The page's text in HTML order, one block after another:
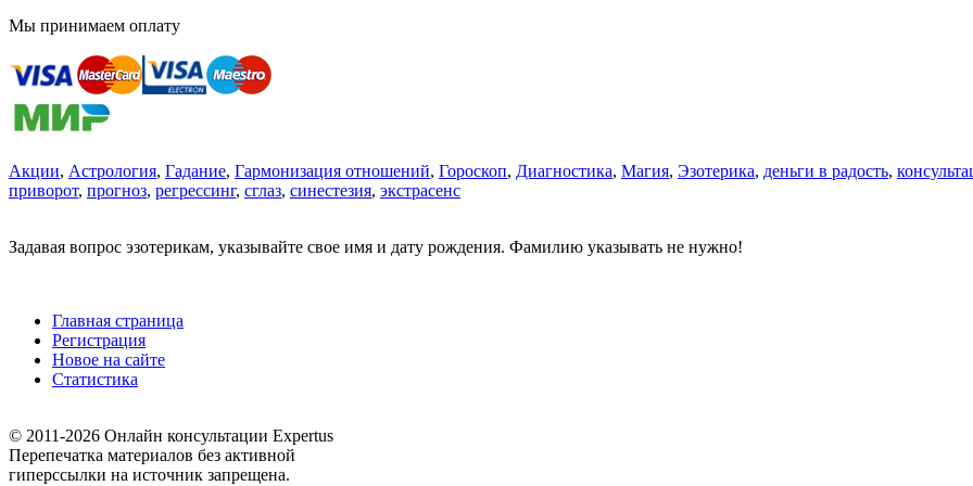
Мы принимаем оплату
Акции, Астрология, Гадание, Гармонизация отношений, Гороскоп, Диагностика, Магия, Эзотерика, деньги в радость,
приворот, прогноз, регрессинг, сглаз, синестезия, экстрасенс
Задавая вопрос эзотерикам, указывайте свое имя и дату рождения. Фамилию указывать не нужно!
Главная страница
Регистрация
Новое на сайте
Статистика
© 2011-2026 Онлайн консультации Expertus
Перепечатка материалов без активной
гиперссылки на источник запрещена.